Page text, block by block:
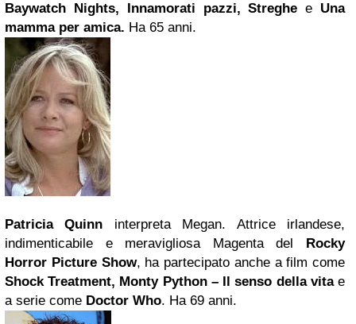
Baywatch Nights, Innamorati pazzi, Streghee Una
mamma per amica. Ha 65 anni.
Patricia Quinn interpreta Megan. Attrice irlandese,
indimenticabile e meravigliosa Magenta del Rocky
Horror Picture Show, ha partecipato anche a film come
Shock Treatment, Monty Python– Il senso della vita e
a serie come Doctor Who. Ha 69 anni.